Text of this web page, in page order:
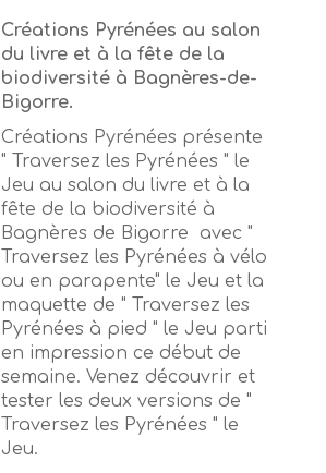
Créations Pyrénées au salon
du livre et à la fête de la
biodiversité à Bagnères-de-
Bigorre.
Créations Pyrénées présente
" Traversez les Pyrénées " le
Jeu au salon du livre et à la
fête de la biodiversité à
Bagnères de Bigorre avec "
Traversez les Pyrénées à vélo
ou en parapente" le Jeu et la
maquette de " Traversez les
Pyrénées à pied " le Jeu parti
en impression ce début de
semaine. Venez découvrir et
tester les deux versions de "
Traversez les Pyrénées " le
Jeu.